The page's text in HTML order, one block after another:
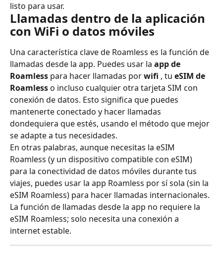
listo para usar.
Llamadas dentro de la aplicación
con WiFi o datos móviles
Una característica clave de Roamless es la función de
llamadas desde la app. Puedes usar la app de
Roamless para hacer llamadas por wifi , tu eSIM de
Roamless o incluso cualquier otra tarjeta SIM con
conexión de datos. Esto significa que puedes
mantenerte conectado y hacer llamadas
dondequiera que estés, usando el método que mejor
se adapte a tus necesidades.
En otras palabras, aunque necesitas la eSIM
Roamless (y un dispositivo compatible con eSIM)
para la conectividad de datos móviles durante tus
viajes, puedes usar la app Roamless por sí sola (sin la
eSIM Roamless) para hacer llamadas internacionales.
La función de llamadas desde la app no requiere la
eSIM Roamless; solo necesita una conexión a
internet estable.